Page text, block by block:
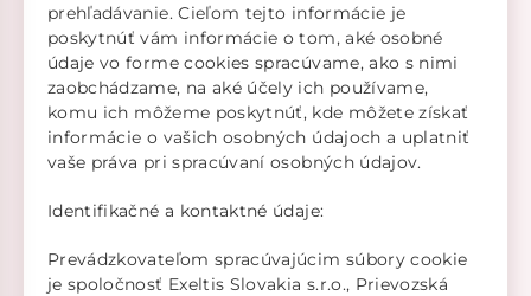
prehľadávanie. Cieľom tejto informácie je
poskytnúť vám informácie o tom, aké osobné
údaje vo forme cookies spracúvame, ako s nimi
zaobchádzame, na aké účely ich používame,
komu ich môžeme poskytnúť, kde môžete získať
informácie o vašich osobných údajoch a uplatniť
vaše práva pri spracúvaní osobných údajov.
Identifikačné a kontaktné údaje:
Prevádzkovateľom spracúvajúcim súbory cookie
je spoločnosť Exeltis Slovakia s.r.o., Prievozská